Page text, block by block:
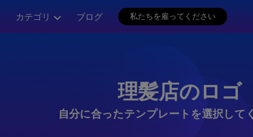
カテゴリ ブログ 私たちを雇ってください
理髪店のロゴ
自分に合ったテンプレートを選択して